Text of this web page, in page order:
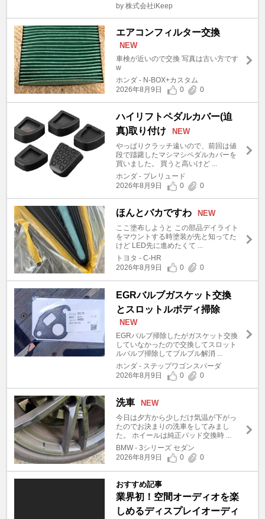
by 株式会社iKeep
エアコンフィルター交換
NEW
車検が近いので交換 写真は古い方です
w
ホンダ - N-BOX+カスタム
2026年8月9日
0 0
ハイリフトペダルカバー(迫
真)取り付け
NEW
やっぱりクラッチ遠いので、前回は値
段で躊躇したマシマシペダルカバーを
買いました。 買うと高いけど ...
ホンダ - プレリュード
2026年8月9日
0 0
ほんとバカですわ NEW
ここ塗布しようと この部品デイライト
をマウントする時塗装が先と知ってた
けど LED先に進めたくて ...
トヨタ - C-HR
2026年8月9日
0 0
EGRバルブガスケット交換
とスロットルボディ掃除
NEW
EGRバルブ掃除したがガスケット交換
していなかったので交換してスロット
ルバルブ掃除してブルブル解消 ...
ホンダ - ステップワゴンスパーダ
2026年8月9日
0 0
洗車 NEW
今日は夕方から少しだけ気温が下がっ
たのでお決まりの洗車をしてみまし
た。 ホイールは純正パッド交換時 ...
BMW - 3シリーズ セダン
2026年8月9日
0 0
おすすめ記事
業界初！空間オーディオを楽
しめるディスプレイオーディ